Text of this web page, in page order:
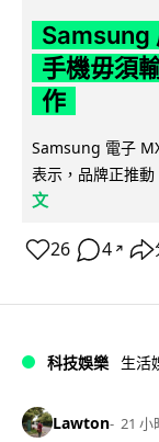
Samsung
手機毋須
作
Samsung 電子
表示，品牌正推
文
26 4 ↗
科技娛樂 生活
Lawton 21 小